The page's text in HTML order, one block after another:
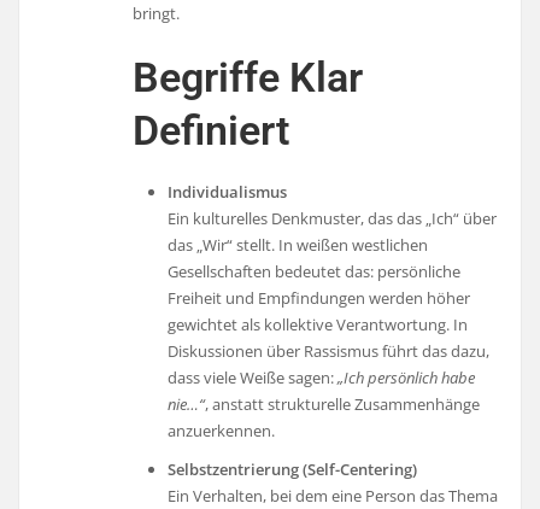
bringt.
Begriffe Klar
Definiert
Individualismus
Ein kulturelles Denkmuster, das das „Ich“ über
das „Wir“ stellt. In weißen westlichen
Gesellschaften bedeutet das: persönliche
Freiheit und Empfindungen werden höher
gewichtet als kollektive Verantwortung. In
Diskussionen über Rassismus führt das dazu,
dass viele Weiße sagen:„Ich persönlich habe
nie…“, anstatt strukturelle Zusammenhänge
anzuerkennen.
Selbstzentrierung (Self-Centering)
Ein Verhalten, bei dem eine Person das Thema